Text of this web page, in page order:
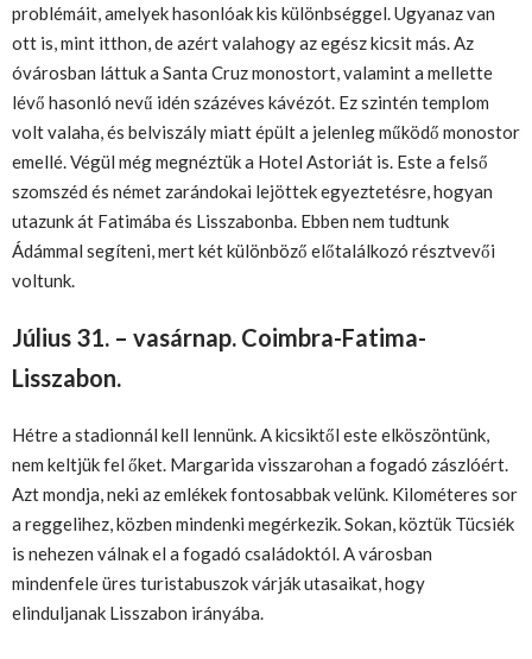
problémáit, amelyek hasonlóak kis különbséggel. Ugyanaz van
ott is, mint itthon, de azért valahogy az egész kicsit más. Az
óvárosban láttuk a Santa Cruz monostort, valamint a mellette
lévő hasonló nevű idén százéves kávézót. Ez szintén templom
volt valaha, és belviszály miatt épült a jelenleg működő monostor
emellé. Végül még megnéztük a Hotel Astoriát is. Este a felső
szomszéd és német zarándokai lejöttek egyeztetésre, hogyan
utazunk át Fatimába és Lisszabonba. Ebben nem tudtunk
Ádámmal segíteni, mert két különböző előtalálkozó résztvevői
voltunk.
Július 31. – vasárnap. Coimbra-Fatima-
Lisszabon.
Hétre a stadionnál kell lennünk. A kicsiktől este elköszöntünk,
nem keltjük fel őket. Margarida visszarohan a fogadó zászlóért.
Azt mondja, neki az emlékek fontosabbak velünk. Kilométeres sor
a reggelihez, közben mindenki megérkezik. Sokan, köztük Tücsiék
is nehezen válnak el a fogadó családoktól. A városban
mindenfele üres turistabuszok várják utasaikat, hogy
elinduljanak Lisszabon irányába.